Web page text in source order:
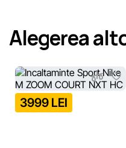
Echipa noastră verifică și
erori în cel mai scurt
Alegerea
3999 LEI